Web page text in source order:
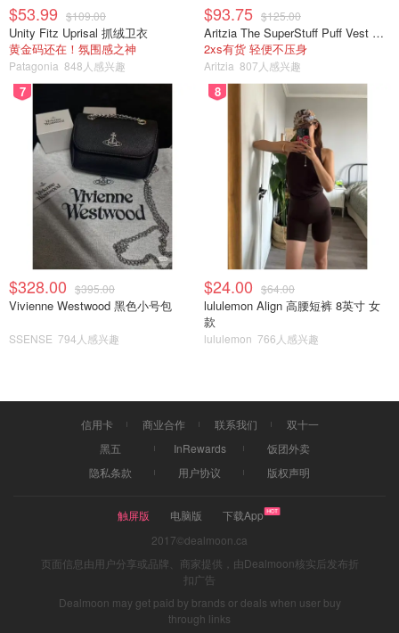
$53.99 $109.00
Unity Fitz Uprisal 抓绒卫衣
黄金码还在！氛围感之神
Patagonia 848人感兴趣
$93.75 $125.00
Aritzia The SuperStuff Puff Vest 轻盈亮面马甲
2xs有货 轻便不压身
Aritzia 807人感兴趣
7
$328.00 $395.00
Vivienne Westwood 黑色小号包
SSENSE 794人感兴趣
8
$24.00 $64.00
lululemon Align 高腰短裤 8英寸 女
款
lululemon 766人感兴趣
信用卡 商业合作 联系我们
双十一
黑五
InRewards
饭团外卖
隐私条款
用户协议 版权声明
触屏版 电脑版
下载App
2017©dealmoon.ca
页面信息由用户分享或品牌、商家提供，由Dealmoon核实后发布折
扣广告
Dealmoon may get paid by brands or deals when user buy
through links